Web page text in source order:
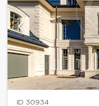
ID 30934